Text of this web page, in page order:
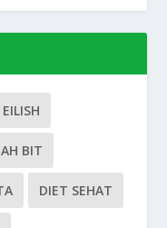
BIT
DIET SEHAT